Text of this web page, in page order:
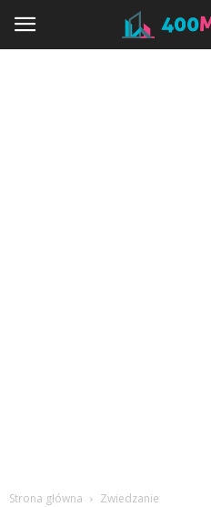
Strona główna Zwiedzanie